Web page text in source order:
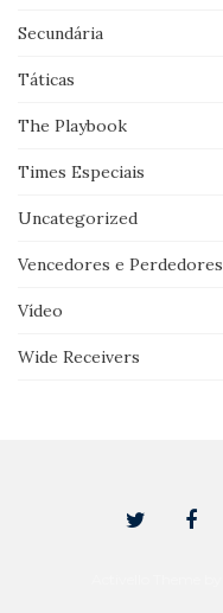
Secundária
Táticas
The Playbook
Times Especiais
Uncategorized
Vencedores e Perdedores
Vídeo
Wide Receivers